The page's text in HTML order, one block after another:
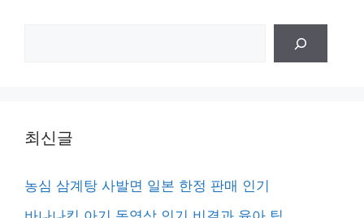
최신글
농심 삼계탕 사발면 일본 한정 판매 인기